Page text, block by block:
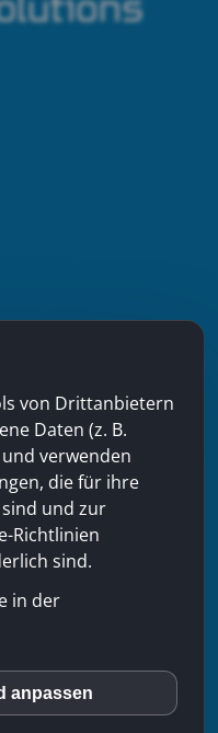
von Drittanbietern
Daten (z. B.
verwenden
die für ihre
und zur
Richtlinien
sind.
in der
anpassen